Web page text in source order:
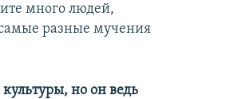
много людей,
разные мучения
но он ведь